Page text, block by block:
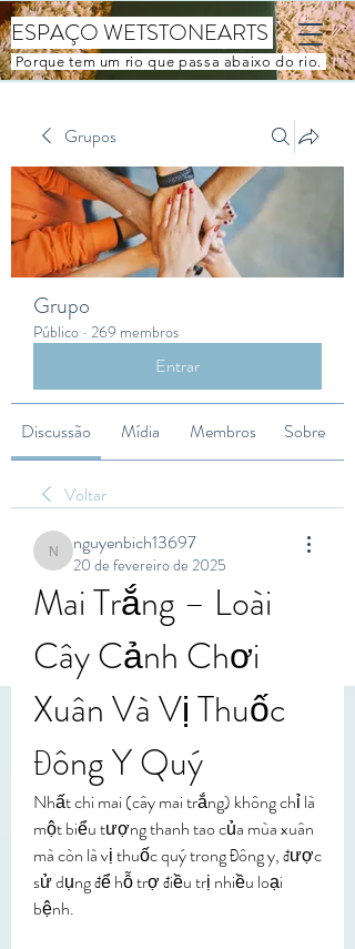
ESPAÇO WETSTONEARTS
Porque tem um rio que passa abaixo do rio.
Grupos
Grupo
Público · 269 membros
Entrar
Discussão Mídia Membros Sobre
Voltar
nguyenbich13697
nguyenbich13697
20 de fevereiro de 2025
Mai Trắng – Loài
Cây Cảnh Chơi
Xuân Và Vị Thuốc
Đông Y Quý
Nhất chi mai (cây mai trắng) không chỉ là
một biểu tượng thanh tao của mùa xuân
mà còn là vị thuốc quý trong Đông y, được
sử dụng để hỗ trợ điều trị nhiều loại
bệnh.